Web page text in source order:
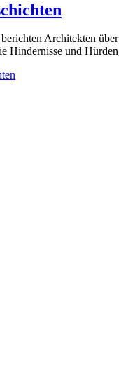
Architekten
Hindernisse und